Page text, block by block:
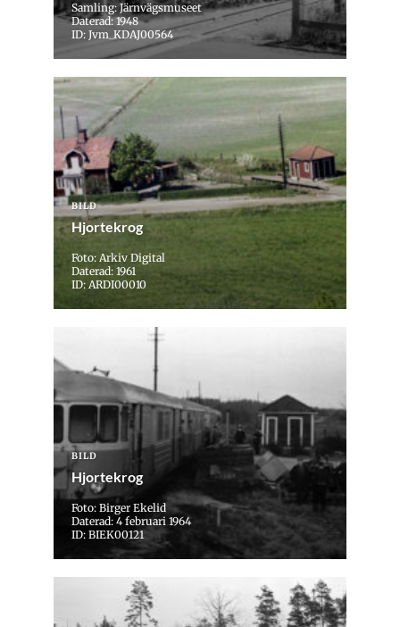
Samling: Järnvägsmuseet
Daterad: 1948
ID: Jvm_KDAJ00564
BILD
Hjortekrog
Foto: Arkiv Digital
Daterad: 1961
ID: ARDI00010
BILD
Hjortekrog
Foto: Birger Ekelid
Daterad: 4 februari 1964
ID: BIEK00121